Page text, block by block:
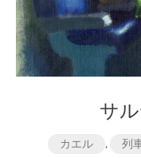
サ
カエル , 列